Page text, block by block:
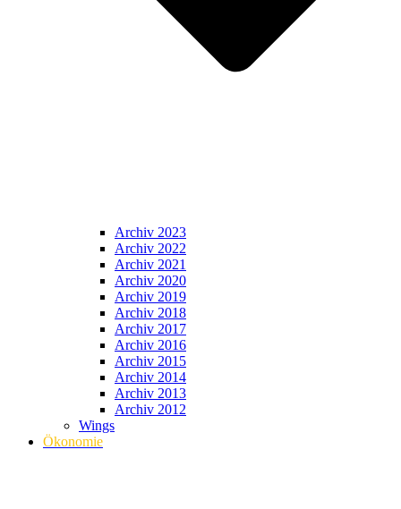
Archiv 2023
Archiv 2022
Archiv 2021
Archiv 2020
Archiv 2019
Archiv 2018
Archiv 2017
Archiv 2016
Archiv 2015
Archiv 2014
Archiv 2013
Archiv 2012
Wings
Ökonomie